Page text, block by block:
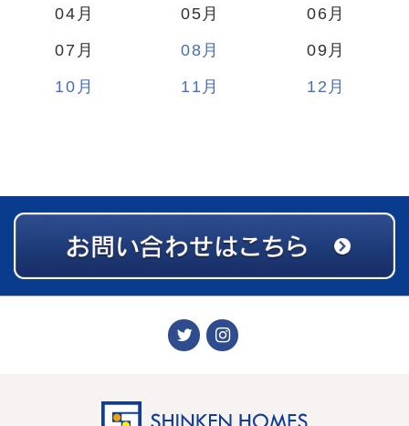
04
05
06
07
08
09
10
11 12